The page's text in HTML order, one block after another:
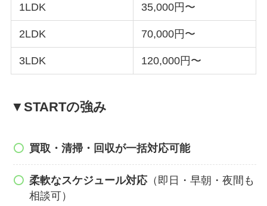
1LDK 35,000円〜
2LDK 70,000円〜
3LDK 120,000円〜
▼STARTの強み
買取・清掃・回収が一括対応可能
柔軟なスケジュール対応（即日・早朝・夜間も
相談可）